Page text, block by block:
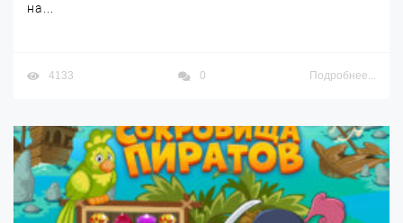
на...
4133 0 Подробнее...